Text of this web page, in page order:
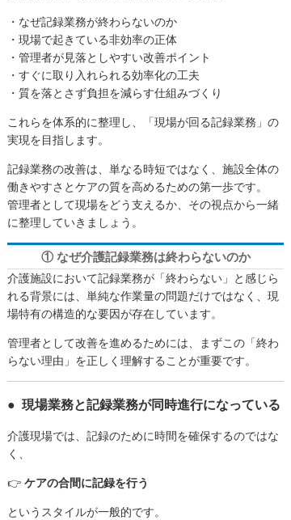
・なぜ記録業務が終わらないのか
・現場で起きている非効率の正体
・管理者が見落としやすい改善ポイント
・すぐに取り入れられる効率化の工夫
・質を落とさず負担を減らす仕組みづくり
これらを体系的に整理し、「現場が回る記録業務」の
実現を目指します。
記録業務の改善は、単なる時短ではなく、施設全体の
働きやすさとケアの質を高めるための第一歩です。
管理者として現場をどう支えるか、その視点から一緒
に整理していきましょう。
① なぜ介護記録業務は終わらないのか
介護施設において記録業務が「終わらない」と感じら
れる背景には、単純な作業量の問題だけではなく、現
場特有の構造的な要因が存在しています。
管理者として改善を進めるためには、まずこの「終わ
らない理由」を正しく理解することが重要です。
● 現場業務と記録業務が同時進行になっている
介護現場では、記録のために時間を確保するのではな
く、
👉 ケアの合間に記録を行う
というスタイルが一般的です。